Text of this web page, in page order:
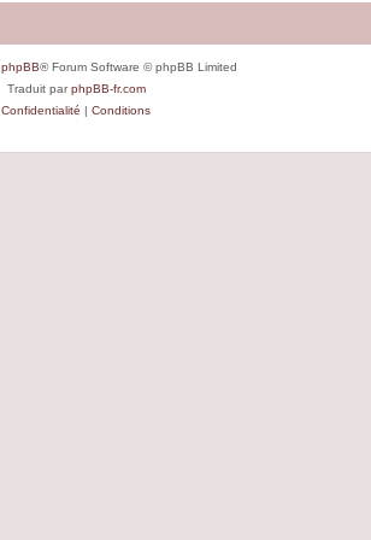
phpBB® Forum Software © phpBB Limited
Traduit parphpBB-fr.com
Confidentialité | Conditions